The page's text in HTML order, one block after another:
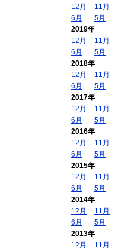
12月
11月
6月
5月
2019年
12月
11月
6月
5月
2018年
12月
11月
6月
5月
2017年
12月
11月
6月
5月
2016年
12月
11月
6月
5月
2015年
12月
11月
6月
5月
2014年
12月
11月
6月
5月
2013年
12月
11月